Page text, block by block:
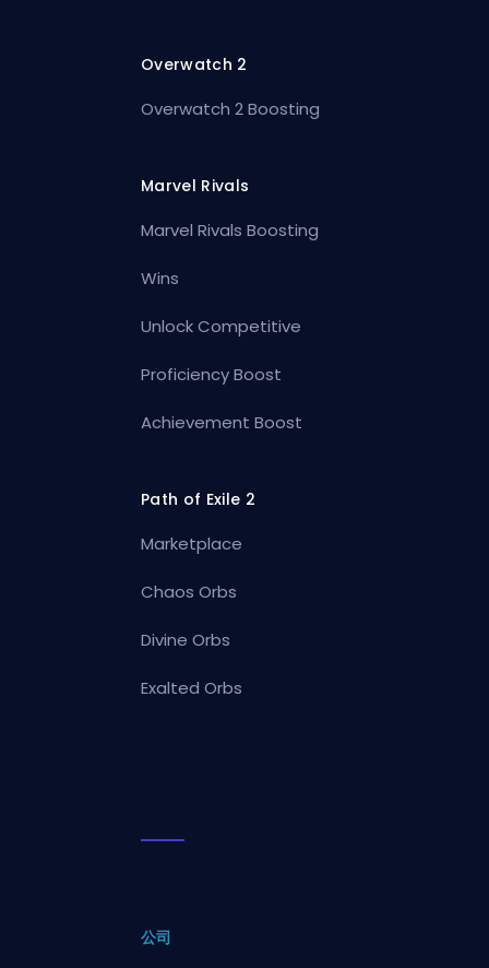
Overwatch 2
Overwatch 2 Boosting
Marvel Rivals
Marvel Rivals Boosting
Wins
Unlock Competitive
Proficiency Boost
Achievement Boost
Path of Exile 2
Marketplace
Chaos Orbs
Divine Orbs
Exalted Orbs
公司